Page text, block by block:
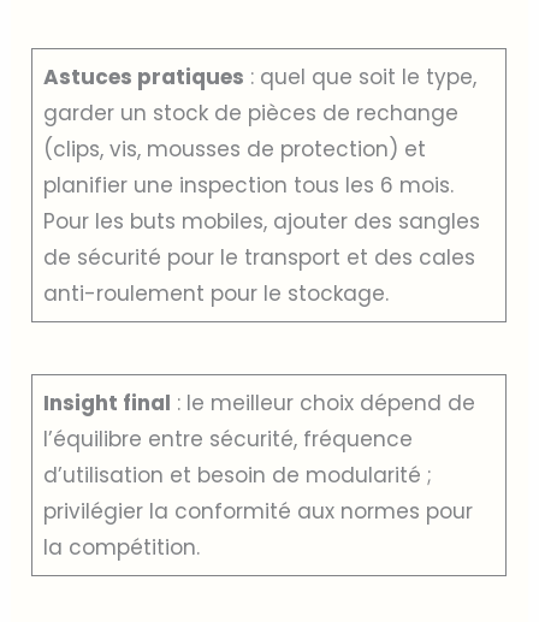
Astuces pratiques : quel que soit le type,
garder un stock de pièces de rechange
(clips, vis, mousses de protection) et
planifier une inspection tous les 6 mois.
Pour les buts mobiles, ajouter des sangles
de sécurité pour le transport et des cales
anti-roulement pour le stockage.
Insight final : le meilleur choix dépend de
l’équilibre entre sécurité, fréquence
d’utilisation et besoin de modularité ;
privilégier la conformité aux normes pour
la compétition.